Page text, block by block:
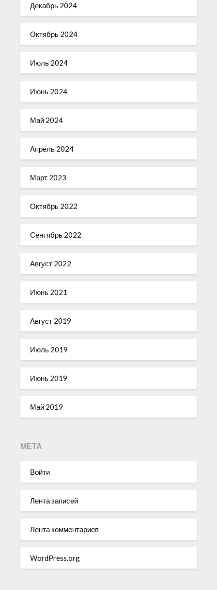
Декабрь 2024
Октябрь 2024
Июль 2024
Июнь 2024
Май 2024
Апрель 2024
Март 2023
Октябрь 2022
Сентябрь 2022
Август 2022
Июнь 2021
Август 2019
Июль 2019
Июнь 2019
Май 2019
МЕТА
Войти
Лента записей
Лента комментариев
WordPress.org